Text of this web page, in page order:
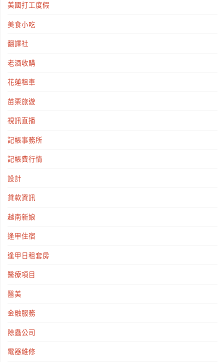
美國打工度假
美食小吃
翻譯社
老酒收購
花蓮租車
苗栗旅遊
視訊直播
記帳事務所
記帳費行情
設計
貸款資訊
越南新娘
逢甲住宿
逢甲日租套房
醫療項目
醫美
金融服務
除蟲公司
電器維修